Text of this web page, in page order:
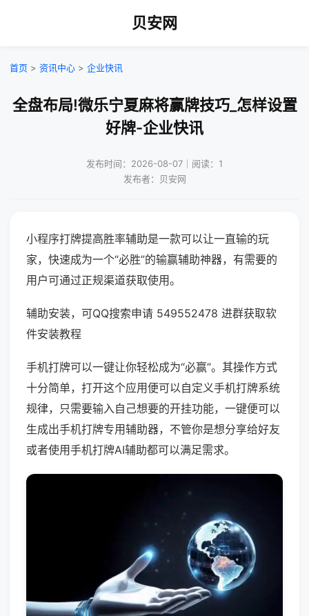
贝安网
首页 > 资讯中心 > 企业快讯
全盘布局!微乐宁夏麻将赢牌技巧_怎样设置
好牌-企业快讯
发布时间：2026-08-07｜阅读：1
发布者：贝安网
小程序打牌提高胜率辅助是一款可以让一直输的玩
家，快速成为一个“必胜”的输赢辅助神器，有需要的
用户可通过正规渠道获取使用。
辅助安装，可QQ搜索申请 549552478 进群获取软
件安装教程
手机打牌可以一键让你轻松成为“必赢”。其操作方式
十分简单，打开这个应用便可以自定义手机打牌系统
规律，只需要输入自己想要的开挂功能，一键便可以
生成出手机打牌专用辅助器，不管你是想分享给好友
或者使用手机打牌AI辅助都可以满足需求。